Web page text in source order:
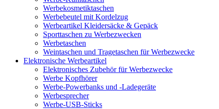
Werbekosmetiktaschen
Werbebeutel mit Kordelzug
Werbeartikel Kleidersäcke & Gepäck
Sporttaschen zu Werbezwecken
Werbetaschen
Weintaschen und Tragetaschen für Werbezwecke
Elektronische Werbeartikel
Elektronisches Zubehör für Werbezwecke
Werbe Kopfhörer
Werbe-Powerbanks und -Ladegeräte
Werbesprecher
Werbe-USB-Sticks